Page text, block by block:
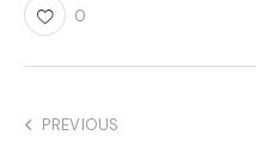
0
PREVIOUS